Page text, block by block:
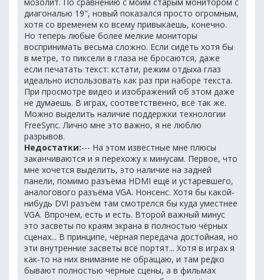
диагональю 19", новый показался просто огромным,
хотя со временем ко всему привыкаешь, конечно.
Но теперь любые более мелкие мониторы
воспринимать весьма сложно. Если сидеть хотя бы
в метре, то пиксели в глаза не бросаются, даже
если печатать текст: кстати, режим отдыха глаз
идеально использовать как раз при наборе текста.
При просмотре видео и изображений об этом даже
не думаешь. В играх, соответственно, всё так же.
Можно выделить наличие поддержки технологии
FreeSync. Лично мне это важно, я не люблю
разрывов.
Недостатки:--- На этом известные мне плюсы
заканчиваются и я перехожу к минусам. Первое, что
мне хочется выделить, это наличие на задней
панели, помимо разъёма HDMI ещё и устаревшего,
аналогового разъёма VGA. Нонсенс. Хотя бы какой-
нибудь DVI разъём там смотрелся бы куда уместнее
VGA. Впрочем, есть и есть. Второй важный минус
это засветы по краям экрана в полностью чёрных
сценах... В принципе, чёрная передача достойная, но
эти внутренние засветы всё портят... Хотя в играх я
как-то на них внимание не обращаю, и там редко
бывают полностью чёрные сцены, а в фильмах